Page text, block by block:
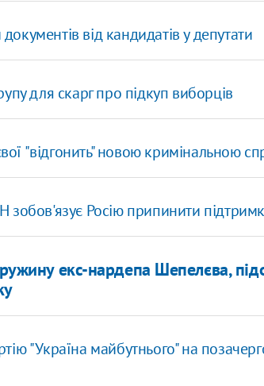
від кандидатів у депутати
для скарг про підкуп виборців
"відгонить" новою кримінальною
Росію припинити
екс-нардепа Шепелєва,
"Україна майбутнього" на